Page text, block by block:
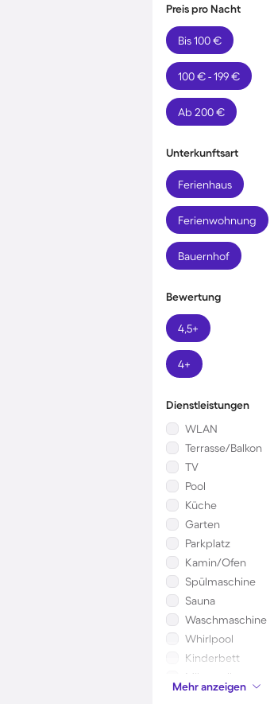
Preis pro Nacht
Bis 100 €
100 € - 199 €
Ab 200 €
Unterkunftsart
Ferienhaus
Ferienwohnung
Bauernhof
Bewertung
4,5+
4+
Dienstleistungen
WLAN
Terrasse/Balkon
TV
Pool
Küche
Garten
Parkplatz
Kamin/Ofen
Spülmaschine
Sauna
Waschmaschine
Whirlpool
Kinderbett
Mikrowelle
Klimaanlage
Mehr anzeigen